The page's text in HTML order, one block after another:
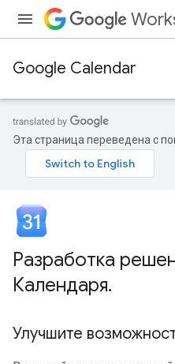
Google Calendar
Эта страница переведена с
Разработка
Календаря.
Улучшите